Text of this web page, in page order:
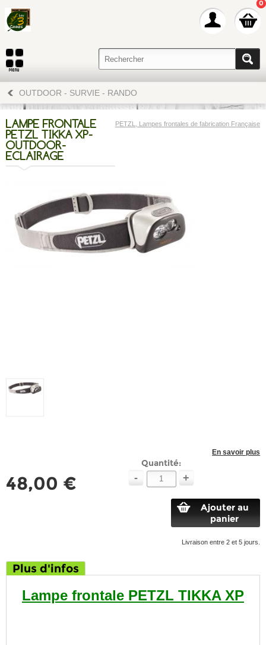
0
OUTDOOR - SURVIE - RANDO
PETZL, Lampes frontales de fabrication Française
LAMPE FRONTALE
PETZL TIKKA XP-
OUTDOOR-
ECLAIRAGE
En savoir plus
48,00 €
Quantité:
- +
Ajouter au
panier
Livraison entre 2 et 5 jours.
Plus d'infos
Lampe frontale PETZL TIKKA XP